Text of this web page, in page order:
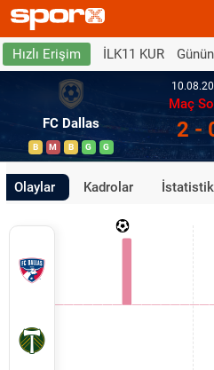
Hızlı Erişim İLK11 KUR
FC Dallas
B M B G G
Maç
2 -
Olaylar Kadrolar İstatistik